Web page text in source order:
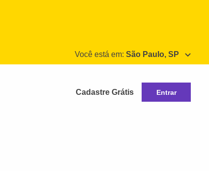
Você está em: São Paulo, SP
Cadastre Grátis Entrar